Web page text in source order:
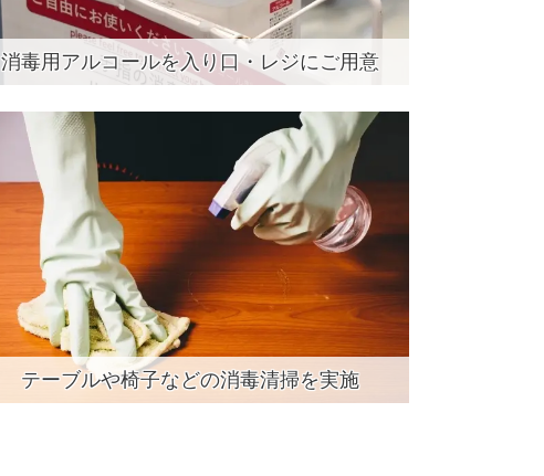
消毒用アルコールを入り口・レジにご用意
テーブルや椅子などの消毒清掃を実施